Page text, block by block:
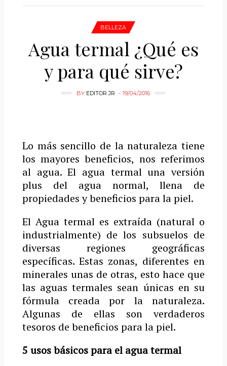
BELLEZA
Agua termal ¿Qué es
y para qué sirve?
BY EDITOR JR 19/04/2016
Lo más sencillo de la naturaleza tiene
los mayores beneficios, nos referimos
al agua. El agua termal una versión
plus del agua normal, llena de
propiedades y beneficios para la piel.
El Agua termal es extraída (natural o
industrialmente) de los subsuelos de
diversas regiones geográficas
específicas. Estas zonas, diferentes en
minerales unas de otras, esto hace que
las aguas termales sean únicas en su
fórmula creada por la naturaleza.
Algunas de ellas son verdaderos
tesoros de beneficios para la piel.
5 usos básicos para el agua termal